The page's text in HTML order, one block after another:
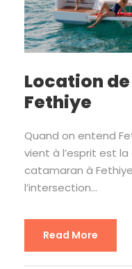
Location
Fethiye
Quand on entend
vient à l’esprit est
catamaran à
l’intersection...
Read More